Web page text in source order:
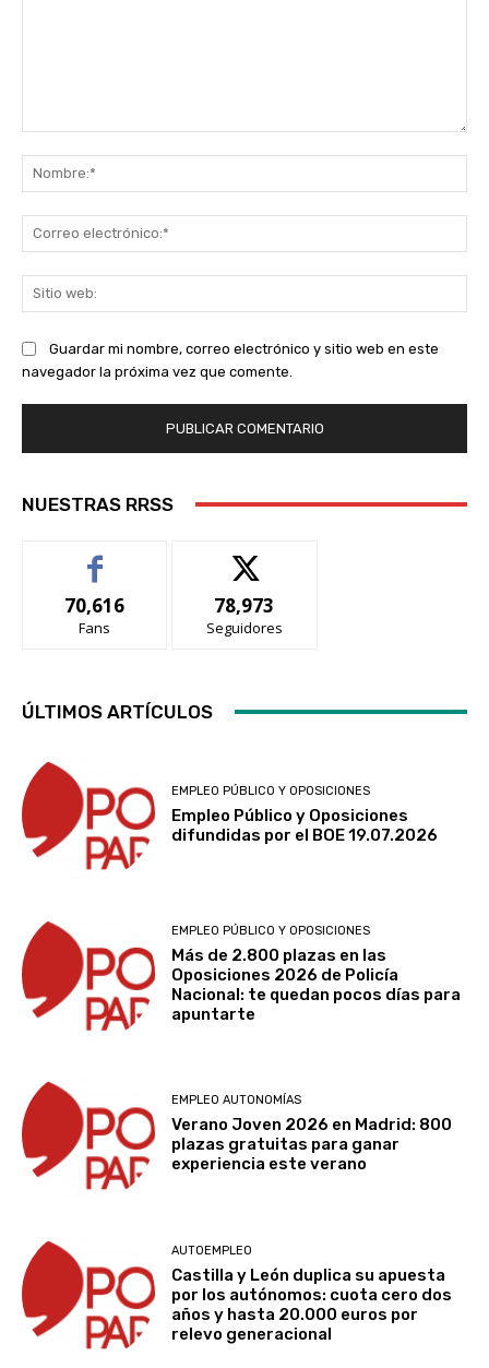
Guardar mi nombre, correo electrónico y sitio web en este
navegador la próxima vez que comente.
NUESTRAS RRSS
70,616
Fans
78,973
Seguidores
ÚLTIMOS ARTÍCULOS
EMPLEO PÚBLICO Y OPOSICIONES
Empleo Público y Oposiciones
difundidas por el BOE 19.07.2026
EMPLEO PÚBLICO Y OPOSICIONES
Más de 2.800 plazas en las
Oposiciones 2026 de Policía
Nacional: te quedan pocos días para
apuntarte
EMPLEO AUTONOMÍAS
Verano Joven 2026 en Madrid: 800
plazas gratuitas para ganar
experiencia este verano
AUTOEMPLEO
Castilla y León duplica su apuesta
por los autónomos: cuota cero dos
años y hasta 20.000 euros por
relevo generacional